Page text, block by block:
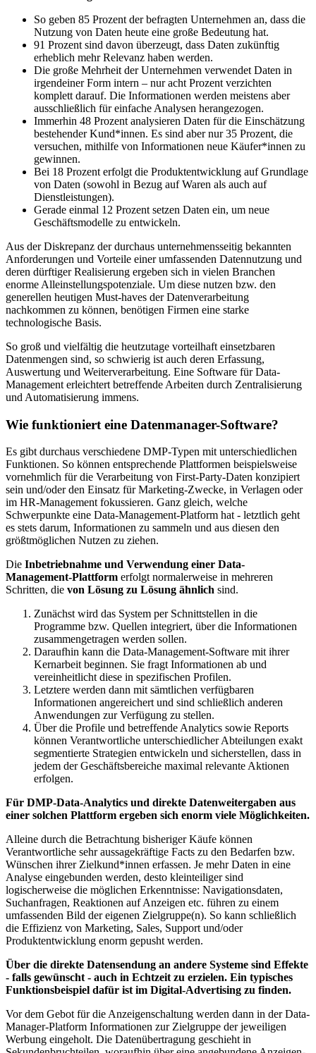
So geben 85 Prozent der befragten Unternehmen an, dass die
Nutzung von Daten heute eine große Bedeutung hat.
91 Prozent sind davon überzeugt, dass Daten zukünftig
erheblich mehr Relevanz haben werden.
Die große Mehrheit der Unternehmen verwendet Daten in
irgendeiner Form intern – nur acht Prozent verzichten
komplett darauf. Die Informationen werden meistens aber
ausschließlich für einfache Analysen herangezogen.
Immerhin 48 Prozent analysieren Daten für die Einschätzung
bestehender Kund*innen. Es sind aber nur 35 Prozent, die
versuchen, mithilfe von Informationen neue Käufer*innen zu
gewinnen.
Bei 18 Prozent erfolgt die Produktentwicklung auf Grundlage
von Daten (sowohl in Bezug auf Waren als auch auf
Dienstleistungen).
Gerade einmal 12 Prozent setzen Daten ein, um neue
Geschäftsmodelle zu entwickeln.
Aus der Diskrepanz der durchaus unternehmensseitig bekannten
Anforderungen und Vorteile einer umfassenden Datennutzung und
deren dürftiger Realisierung ergeben sich in vielen Branchen
enorme Alleinstellungspotenziale. Um diese nutzen bzw. den
generellen heutigen Must-haves der Datenverarbeitung
nachkommen zu können, benötigen Firmen eine starke
technologische Basis.
So groß und vielfältig die heutzutage vorteilhaft einsetzbaren
Datenmengen sind, so schwierig ist auch deren Erfassung,
Auswertung und Weiterverarbeitung. Eine Software für Data-
Management erleichtert betreffende Arbeiten durch Zentralisierung
und Automatisierung immens.
Wie funktioniert eine Datenmanager-Software?
Es gibt durchaus verschiedene DMP-Typen mit unterschiedlichen
Funktionen. So können entsprechende Plattformen beispielsweise
vornehmlich für die Verarbeitung von First-Party-Daten konzipiert
sein und/oder den Einsatz für Marketing-Zwecke, in Verlagen oder
im HR-Management fokussieren. Ganz gleich, welche
Schwerpunkte eine Data-Management-Platform hat - letztlich geht
es stets darum, Informationen zu sammeln und aus diesen den
größtmöglichen Nutzen zu ziehen.
Die Inbetriebnahme und Verwendung einer Data-
Management-Plattform erfolgt normalerweise in mehreren
Schritten, die von Lösung zu Lösung ähnlich sind.
Zunächst wird das System per Schnittstellen in die
Programme bzw. Quellen integriert, über die Informationen
zusammengetragen werden sollen.
Daraufhin kann die Data-Management-Software mit ihrer
Kernarbeit beginnen. Sie fragt Informationen ab und
vereinheitlicht diese in spezifischen Profilen.
Letztere werden dann mit sämtlichen verfügbaren
Informationen angereichert und sind schließlich anderen
Anwendungen zur Verfügung zu stellen.
Über die Profile und betreffende Analytics sowie Reports
können Verantwortliche unterschiedlicher Abteilungen exakt
segmentierte Strategien entwickeln und sicherstellen, dass in
jedem der Geschäftsbereiche maximal relevante Aktionen
erfolgen.
Für DMP-Data-Analytics und direkte Datenweitergaben aus
einer solchen Plattform ergeben sich enorm viele Möglichkeiten.
Alleine durch die Betrachtung bisheriger Käufe können
Verantwortliche sehr aussagekräftige Facts zu den Bedarfen bzw.
Wünschen ihrer Zielkund*innen erfassen. Je mehr Daten in eine
Analyse eingebunden werden, desto kleinteiliger sind
logischerweise die möglichen Erkenntnisse: Navigationsdaten,
Suchanfragen, Reaktionen auf Anzeigen etc. führen zu einem
umfassenden Bild der eigenen Zielgruppe(n). So kann schließlich
die Effizienz von Marketing, Sales, Support und/oder
Produktentwicklung enorm gepusht werden.
Über die direkte Datensendung an andere Systeme sind Effekte
- falls gewünscht - auch in Echtzeit zu erzielen. Ein typisches
Funktionsbeispiel dafür ist im Digital-Advertising zu finden.
Vor dem Gebot für die Anzeigenschaltung werden dann in der Data-
Manager-Platform Informationen zur Zielgruppe der jeweiligen
Werbung eingeholt. Die Datenübertragung geschieht in